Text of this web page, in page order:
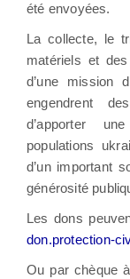
été envoyées.
La collecte, le
matériels et
d’une mission
engendrent
d’apporter
populations
d’un important
générosité
Les dons
don.protection-
Ou par chèque